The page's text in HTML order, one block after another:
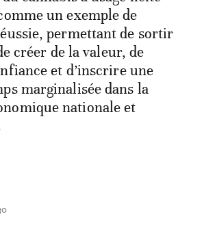
un exemple de
permettant de sortir
créer de la valeur, de
et d’inscrire une
marginalisée dans la
nationale et